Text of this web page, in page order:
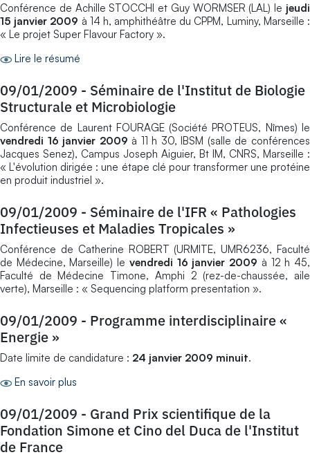
Conférence de Achille STOCCHI et Guy WORMSER (LAL) le jeudi
15 janvier 2009 à 14 h, amphithéâtre du CPPM, Luminy, Marseille :
« Le projet Super Flavour Factory ».
Lire le résumé
09/01/2009 - Séminaire de l'Institut de Biologie
Structurale et Microbiologie
Conférence de Laurent FOURAGE (Société PROTEUS, Nîmes) le
vendredi 16 janvier 2009 à 11 h 30, IBSM (salle de conférences
Jacques Senez), Campus Joseph Aiguier, Bt IM, CNRS, Marseille :
« L'évolution dirigée : une étape clé pour transformer une protéine
en produit industriel ».
09/01/2009 - Séminaire de l'IFR « Pathologies
Infectieuses et Maladies Tropicales »
Conférence de Catherine ROBERT (URMITE, UMR6236, Faculté
de Médecine, Marseille) le vendredi 16 janvier 2009 à 12 h 45,
Faculté de Médecine Timone, Amphi 2 (rez-de-chaussée, aile
verte), Marseille : « Sequencing platform presentation ».
09/01/2009 - Programme interdisciplinaire «
Energie »
Date limite de candidature : 24 janvier 2009 minuit.
En savoir plus
09/01/2009 - Grand Prix scientifique de la
Fondation Simone et Cino del Duca de l'Institut
de France